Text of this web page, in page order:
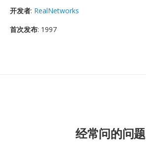
开发者: RealNetworks
首次发布: 1997
经常问的问题